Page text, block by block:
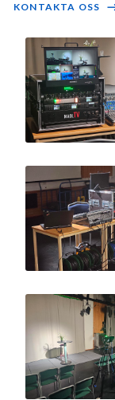
KONTAKTA OSS